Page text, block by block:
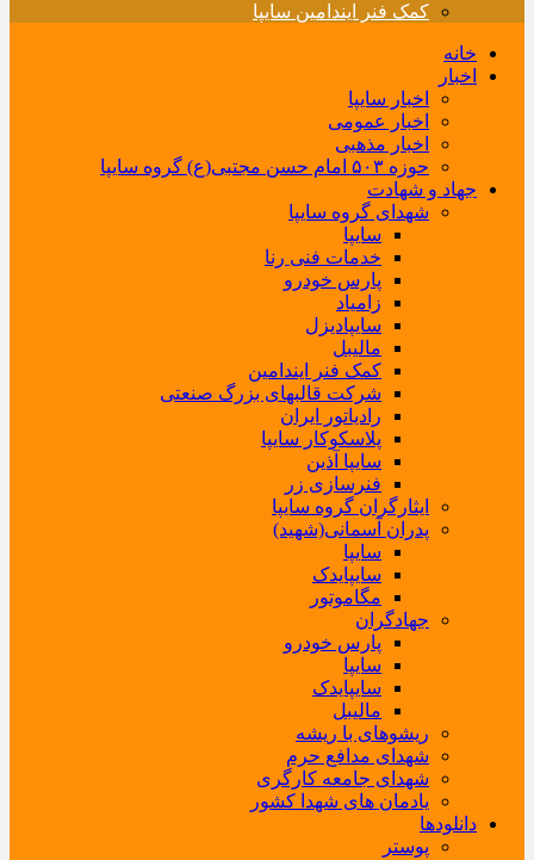
کمک فنر ایندامین سایپا
خانه
اخبار
اخبار سایپا
اخبار عمومی
اخبار مذهبی
حوزه ۵۰۳ امام حسن مجتبی(ع) گروه سایپا
جهاد و شهادت
شهدای گروه سایپا
سایپا
خدمات فنی رنا
پارس خودرو
زامیاد
سایپادیزل
مالیبل
کمک فنر ایندامین
شرکت قالبهای بزرگ صنعتی
رادیاتور ایران
پلاسکوکار سایپا
سایپا آذین
فنرسازی زر
ایثارگران گروه سایپا
پدران آسمانی(شهید)
سایپا
سایپایدک
مگاموتور
جهادگران
پارس خودرو
سایپا
سایپایدک
مالیبل
ریشوهای با ریشه
شهدای مدافع حرم
شهدای جامعه کارگری
یادمان های شهدا کشور
دانلودها
پوستر